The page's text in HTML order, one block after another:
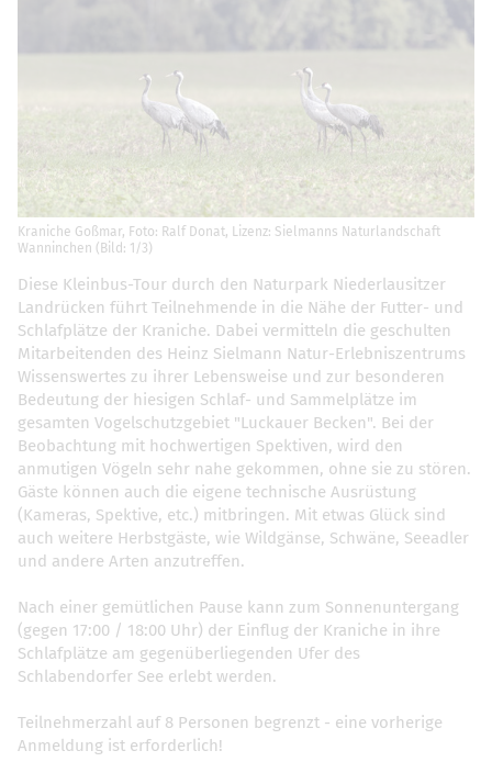
Kraniche Goßmar, Foto: Ralf Donat, Lizenz: Sielmanns Naturlandschaft
Wanninchen (Bild: 1/3)
Diese Kleinbus-Tour durch den Naturpark Niederlausitzer
Landrücken führt Teilnehmende in die Nähe der Futter- und
Schlafplätze der Kraniche. Dabei vermitteln die geschulten
Mitarbeitenden des Heinz Sielmann Natur-Erlebniszentrums
Wissenswertes zu ihrer Lebensweise und zur besonderen
Bedeutung der hiesigen Schlaf- und Sammelplätze im
gesamten Vogelschutzgebiet "Luckauer Becken". Bei der
Beobachtung mit hochwertigen Spektiven, wird den
anmutigen Vögeln sehr nahe gekommen, ohne sie zu stören.
Gäste können auch die eigene technische Ausrüstung
(Kameras, Spektive, etc.) mitbringen. Mit etwas Glück sind
auch weitere Herbstgäste, wie Wildgänse, Schwäne, Seeadler
und andere Arten anzutreffen.
Nach einer gemütlichen Pause kann zum Sonnenuntergang
(gegen 17:00 / 18:00 Uhr) der Einflug der Kraniche in ihre
Schlafplätze am gegenüberliegenden Ufer des
Schlabendorfer See erlebt werden.
Teilnehmerzahl auf 8 Personen begrenzt - eine vorherige
Anmeldung ist erforderlich!